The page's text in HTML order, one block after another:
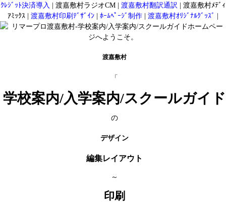
ｸﾚｼﾞｯﾄ決済導入 渡嘉敷村ラジオCM 渡嘉敷村翻訳通訳
渡嘉敷村ﾒﾃﾞｨ
ｱﾐｯｸｽ
渡嘉敷村印刷ﾃﾞｻﾞｲﾝ ﾎｰﾑﾍﾟｰｼﾞ制作 渡嘉敷村ｵﾘｼﾞﾅﾙｸﾞｯｽﾞ
渡嘉敷村
「
学校案内/入学案内/スクールガイド
の
デザイン
編集レイアウト
～
印刷